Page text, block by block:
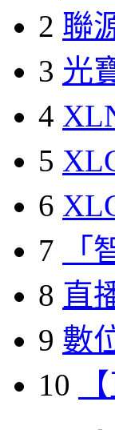
2 聯
3 光
4
5
6
7
8 直
9 數
10